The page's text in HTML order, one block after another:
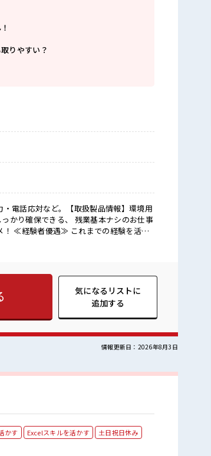
りやすい？
・電話応対など。【取扱製品情報】環境用
！ ≪経験者優遇≫ これまでの経験を活か
ょっとだけ…という方もOK！ ≪女性も仕
多い職場で
『少人数』だからコミュニケーションも
型自由な職場！
気になるリストに
追加する
情報更新日：2026年8月3日
かす Excelスキルを活かす
土日祝日休み